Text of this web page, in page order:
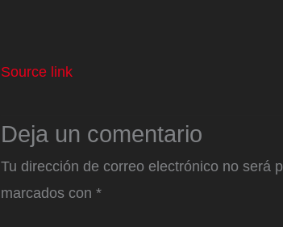
Source link
Deja un comentario
Tu dirección de correo electrónico no será
marcados con *